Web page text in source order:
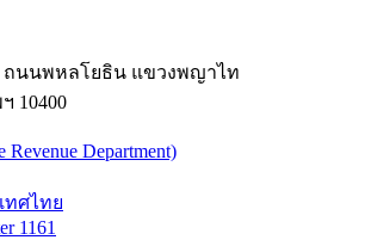
ถนนพหลโยธิน แขวงพญาไท
10400
Department)
ทศไทย
1161